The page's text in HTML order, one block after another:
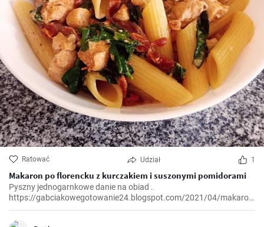
Ratować Udział 1
Makaron po florencku z kurczakiem i suszonymi pomidorami
Pyszny jednogarnkowe danie na obiad .
https://gabciakowegotowanie24.blogspot.com/2021/04/makaron-
po-florencku-z-kurczakiem-i.html